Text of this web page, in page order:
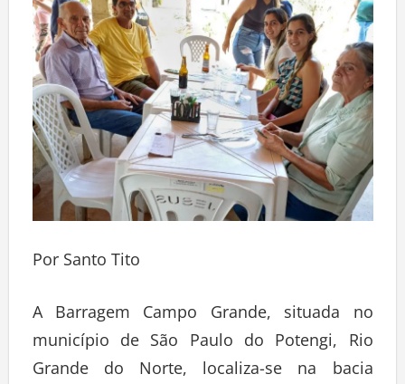
Por Santo Tito
A Barragem Campo Grande, situada no
município de São Paulo do Potengi, Rio
Grande do Norte, localiza-se na bacia